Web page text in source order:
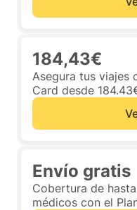
184,43€
Asegura tus viajes
Card desde
Envío gratis
Cobertura de
médicos con el